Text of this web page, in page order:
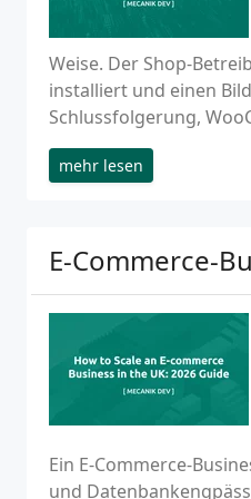
Weise. Der Shop-
installiert und einen
Schlussfolgerung,
mehr lesen
E-Commerce-
Ein E-Commerce-
und